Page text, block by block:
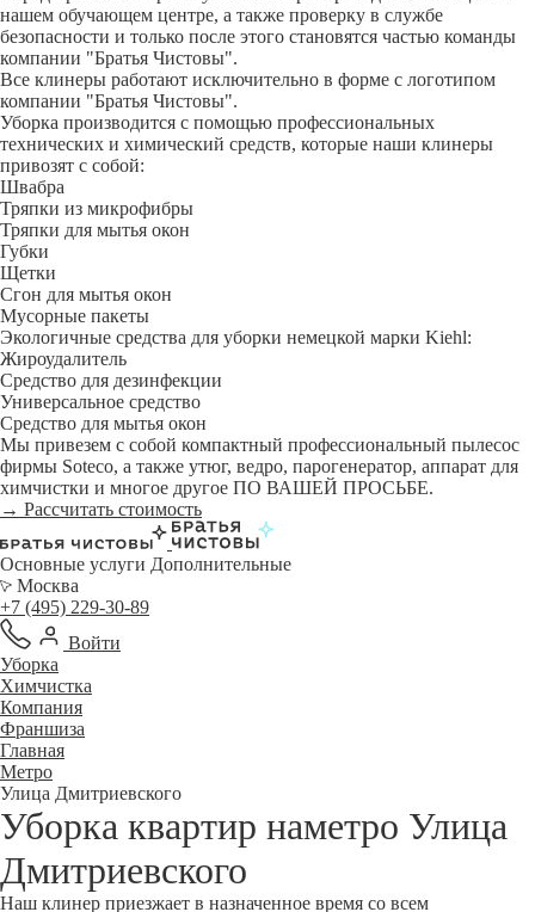
нашем обучающем центре, а также проверку в службе
безопасности и только после этого становятся частью команды
компании "Братья Чистовы".
Все клинеры работают исключительно в форме с логотипом
компании "Братья Чистовы".
Уборка производится с помощью профессиональных
технических и химический средств, которые наши клинеры
привозят с собой:
Швабра
Тряпки из микрофибры
Тряпки для мытья окон
Губки
Щетки
Сгон для мытья окон
Мусорные пакеты
Экологичные средства для уборки немецкой марки Kiehl:
Жироудалитель
Средство для дезинфекции
Универсальное средство
Средство для мытья окон
Мы привезем с собой компактный профессиональный пылесос
фирмы Soteco, а также утюг, ведро, парогенератор, аппарат для
химчистки и многое другое ПО ВАШЕЙ ПРОСЬБЕ.
→ Рассчитать стоимость
Основные услуги Дополнительные
Москва
+7 (495) 229-30-89
Войти
Уборка
Химчистка
Компания
Франшиза
Главная
Метро
Улица Дмитриевского
Уборка квартир наметро Улица
Дмитриевского
Наш клинер приезжает в назначенное время со всем